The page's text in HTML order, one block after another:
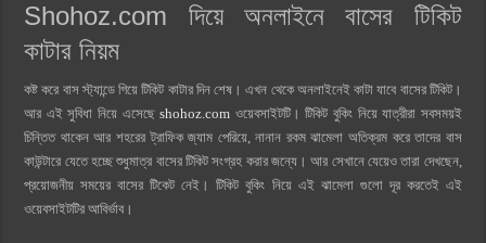
Shohoz.com দিয়ে অনলাইনে বাসের টিকিট
কাটার নিয়ম
কষ্ট করে বাস স্ট্যান্ডে গিয়ে টিকিট কাটার দিন শেষ। এখন থেকে অনলাইনেই কাটা যাবে বাসের টিকিট।
আর এই সুবিধা নিয়ে এসেছেshohoz.com ওয়েবসাইটটি। টিকিট বুকিং নিয়ে যাত্রীরা সবসময়ই
চিন্তিত থাকেন আর শহরের ট্রাফিক জ্যাম পেরিয়ে, নানান রকম ঝামেলা অতিক্রম করে তাদের বাস
কাউন্টারে যেতে হচ্ছে শুধুমাত্র বাসের টিকিট সংগ্রহ করার জন্যে। আর সেখানে যেয়েও তারা দেখছেন,
প্রয়োজনীয় সময়ের বাসের টিকেট নেই। টিকিট বুকিং নিয়ে এই ঝামেলা গুলো দূর করতেই এই
ওয়েবসাইটটির আবির্ভাব।